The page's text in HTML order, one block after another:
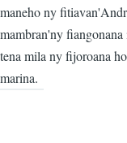
maneho ny
mambran'ny
tena mila ny fijoroana
marina.